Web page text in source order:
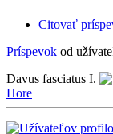
Citovať
Príspevok od
Davus fasciatus I.
Hore